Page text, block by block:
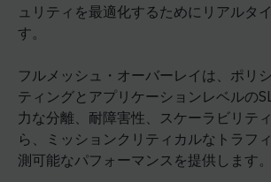
ュリティを最適化するためにリアルタ
す。
フルメッシュ・オーバーレイは、ポリ
ティングとアプリケーションレベルの
力な分離、耐障害性、スケーラビリテ
ら、ミッションクリティカルなトラフ
測可能なパフォーマンスを提供します。